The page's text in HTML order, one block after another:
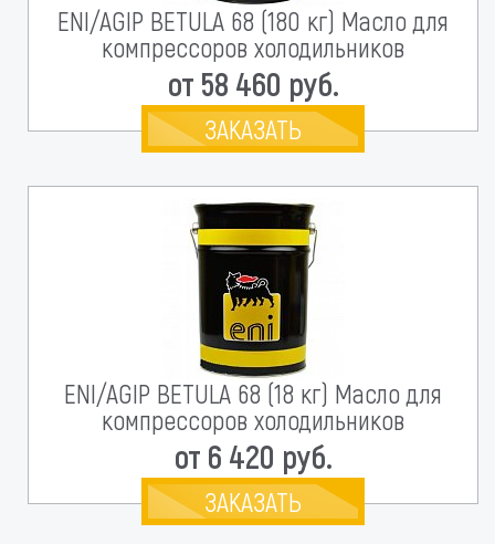
ENI/AGIP BETULA 68 (180 кг) Масло для
компрессоров холодильников
от 58 460 руб.
ЗАКАЗАТЬ
ENI/AGIP BETULA 68 (18 кг) Масло для
компрессоров холодильников
от 6 420 руб.
ЗАКАЗАТЬ